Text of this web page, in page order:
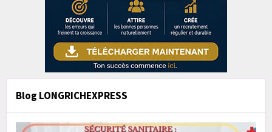
Blog LONGRICHEXPRESS